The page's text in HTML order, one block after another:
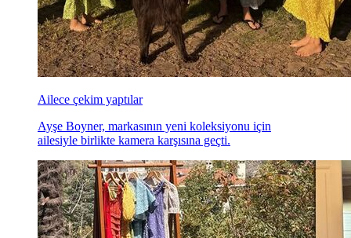
Ailece çekim yaptılar
Ayşe Boyner, markasının yeni koleksiyonu için
ailesiyle birlikte kamera karşısına geçti.